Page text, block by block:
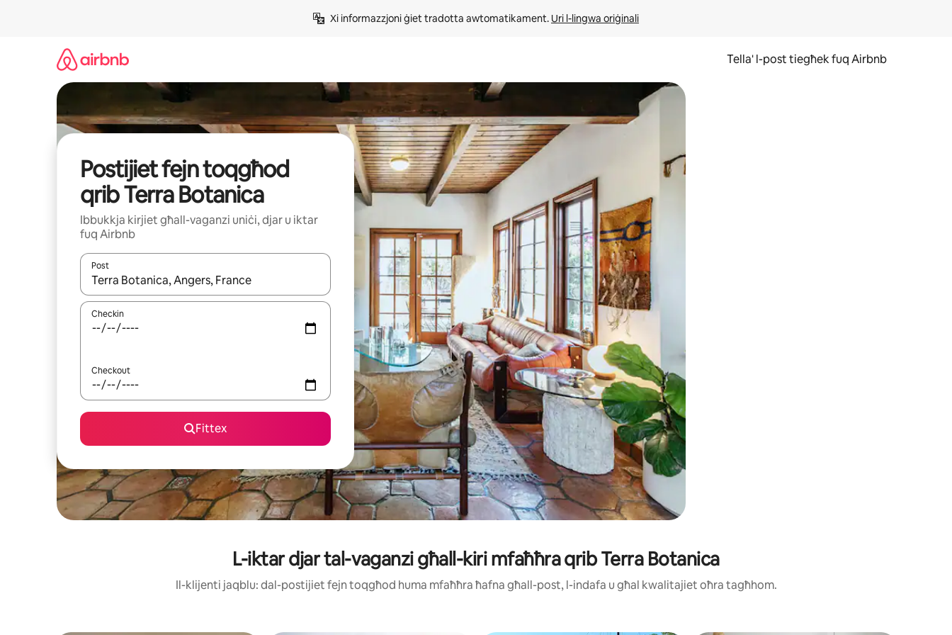
Xi informazzjoni ġiet tradotta awtomatikament. Uri l-lingwa oriġinali
Tella' l-post tiegħek fuq Airbnb
Postijiet fejn toqgħod
qrib Terra Botanica
Ibbukkja kirjiet għall-vaganzi uniċi, djar u iktar
fuq Airbnb
Post
Meta r-riżultati jkunu disponibbli, tista' tmur minn riżultat għall-ieħor bil-buttuni tal-vleġeġ 'il fuq jew 'l isfel jew billi tmiss u tmexxi subgħajk fuq l-iskrin.
Checkin
Checkout
Fittex
L-iktar djar tal-vaganzi għall-kiri mfaħħra qrib Terra Botanica
Il-klijenti jaqblu: dal-postijiet fejn toqgħod huma mfaħħra ħafna għall-post, l-indafa u għal kwalitajiet oħra tagħhom.